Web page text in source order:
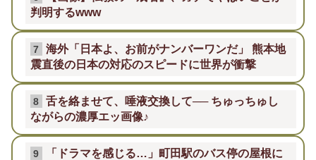
判明するwww
7
海外「日本よ、お前がナンバーワンだ」 熊本地
震直後の日本の対応のスピードに世界が衝撃
8
舌を絡ませて、唾液交換して── ちゅっちゅし
ながらの濃厚エッ画像♪
9
「ドラマを感じる…」町田駅のバス停の屋根に